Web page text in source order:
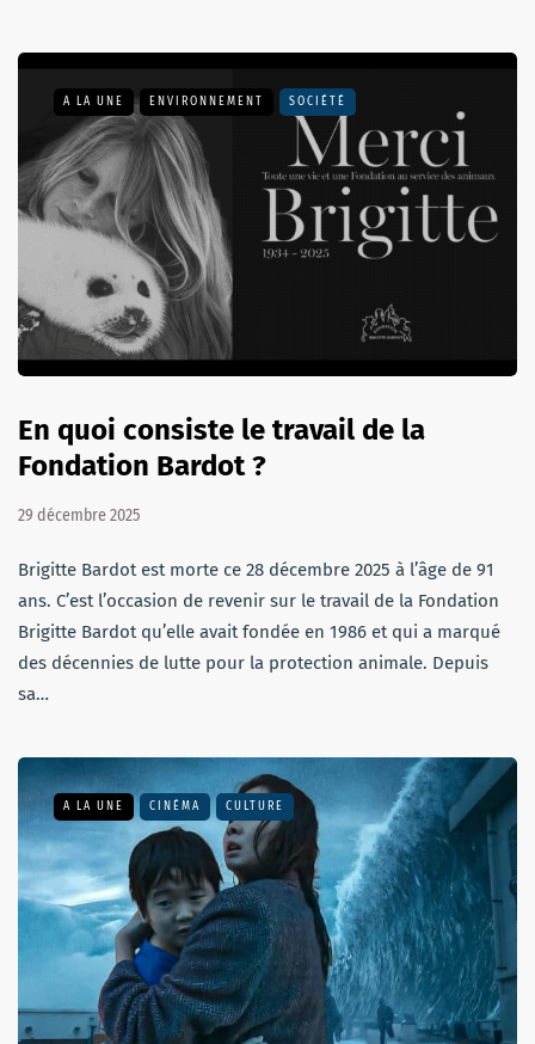
A LA UNE ENVIRONNEMENT SOCIÉTÉ
En quoi consiste le travail de la
Fondation Bardot ?
29 décembre 2025
Brigitte Bardot est morte ce 28 décembre 2025 à l’âge de 91
ans. C’est l’occasion de revenir sur le travail de la Fondation
Brigitte Bardot qu’elle avait fondée en 1986 et qui a marqué
des décennies de lutte pour la protection animale. Depuis
sa…
A LA UNE CINÉMA CULTURE